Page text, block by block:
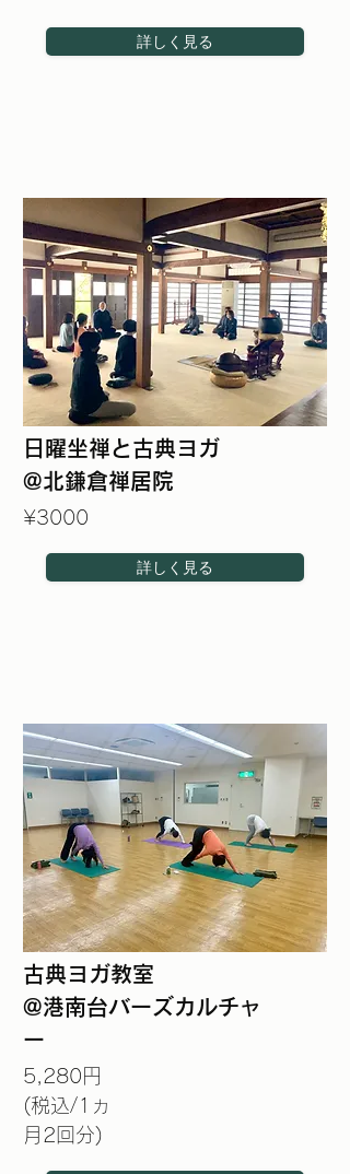
詳しく見る
日曜坐禅と古典ヨガ
@北鎌倉禅居院
¥3000
詳しく見る
古典ヨガ教室
@港南台バーズカルチャ
ー
5,280円
(税込/1ヵ
月2回分)